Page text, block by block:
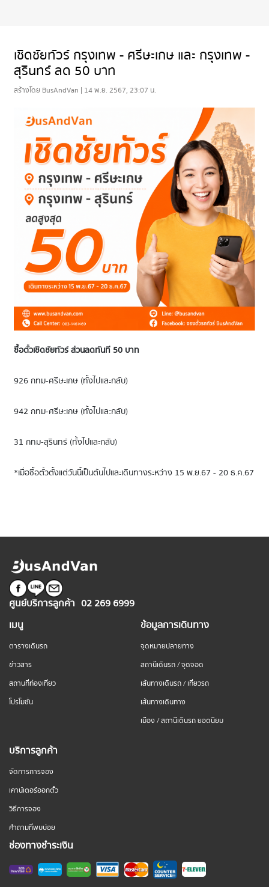
เชิดชัยทัวร์ กรุงเทพ - ศรีษะเกษ และ กรุงเทพ -
สุรินทร์ ลด 50 บาท
สร้างโดย BusAndVan | 14 พ.ย. 2567, 23:07 น.
ซื้อตั๋วเชิดชัยทัวร์ ส่วนลดทันที 50 บาท
926 กทม-ศรีษะเกษ (ทั้งไปและกลับ)
942 กทม-ศรีษะเกษ (ทั้งไปและกลับ)
31 กทม-สุรินทร์ (ทั้งไปและกลับ)
*เมื่อซื้อตั๋วตั้งแต่วันนี้เป็นต้นไปและเดินทางระหว่าง 15 พ.ย.67 - 20 ธ.ค.67
ศูนย์บริการลูกค้า 02 269 6999
เมนู
ตารางเดินรถ
ข่าวสาร
สถานที่ท่องเที่ยว
โปรโมชั่น
ข้อมูลการเดินทาง
จุดหมายปลายทาง
สถานีเดินรถ / จุดจอด
เส้นทางเดินรถ / เที่ยวรถ
เส้นทางเดินทาง
เมือง / สถานีเดินรถ ยอดนิยม
บริการลูกค้า
จัดการการจอง
เคาน์เตอร์ออกตั๋ว
วิธีการจอง
คำถามที่พบบ่อย
ช่องทางชำระเงิน